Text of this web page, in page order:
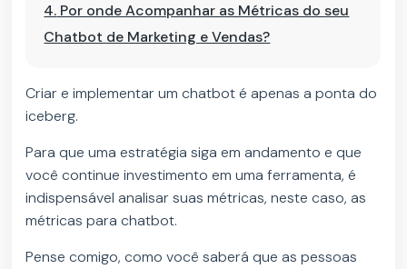
4. Por onde Acompanhar as Métricas do seu
Chatbot de Marketing e Vendas?
Criar e implementar um chatbot é apenas a ponta do
iceberg.
Para que uma estratégia siga em andamento e que
você continue investimento em uma ferramenta, é
indispensável analisar suas métricas, neste caso, as
métricas para chatbot.
Pense comigo, como você saberá que as pessoas